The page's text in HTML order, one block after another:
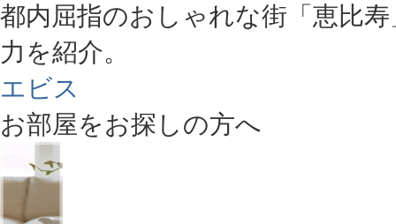
都内屈指のおしゃれな街「恵比
力を紹介。
エビス
お部屋をお探しの方へ